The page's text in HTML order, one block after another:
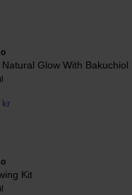
Natural Glow With Bakuchiol
kr
Kit